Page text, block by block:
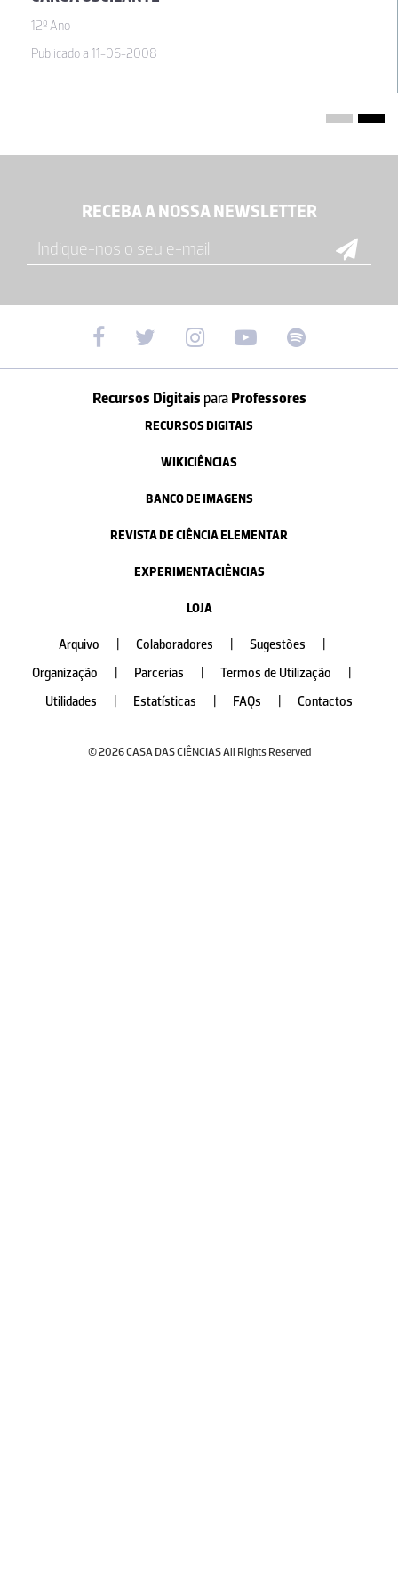
12º Ano
Publicado a 11-06-2008
RECEBA A NOSSA NEWSLETTER
Recursos Digitais paraProfessores
RECURSOS DIGITAIS
WIKICIÊNCIAS
BANCO DE IMAGENS
REVISTA DE CIÊNCIA ELEMENTAR
EXPERIMENTACIÊNCIAS
LOJA
Arquivo Colaboradores Sugestões
Organização
Parcerias Termos de Utilização
Utilidades
Estatísticas FAQs Contactos
© 2026 CASA DAS CIÊNCIAS All Rights Reserved